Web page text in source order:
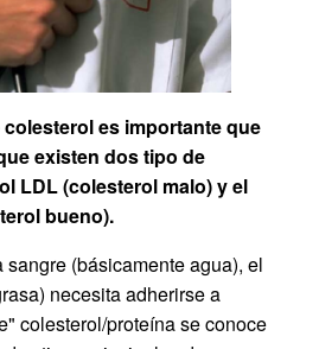
es importante que
existen dos tipo de
LDL (colesterol malo) y el
bueno).
(básicamente agua), el
necesita adherirse a
colesterol/proteína se conoce